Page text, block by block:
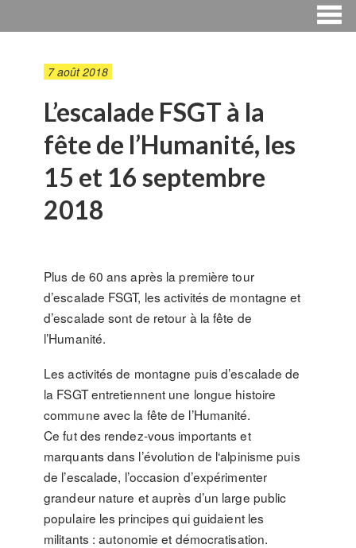
7 août 2018
L’escalade FSGT à la
fête de l’Humanité, les
15 et 16 septembre
2018
Plus de 60 ans après la première tour
d’escalade FSGT, les activités de montagne et
d’escalade sont de retour à la fête de
l’Humanité.
Les activités de montagne puis d’escalade de
la FSGT entretiennent une longue histoire
commune avec la fête de l’Humanité.
Ce fut des rendez-vous importants et
marquants dans l’évolution de l‘alpinisme puis
de l’escalade, l’occasion d’expérimenter
grandeur nature et auprès d’un large public
populaire les principes qui guidaient les
militants : autonomie et démocratisation.